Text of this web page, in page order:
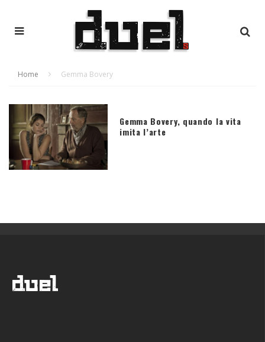
Home Gemma Bovery
Gemma Bovery, quando la vita
imita l’arte